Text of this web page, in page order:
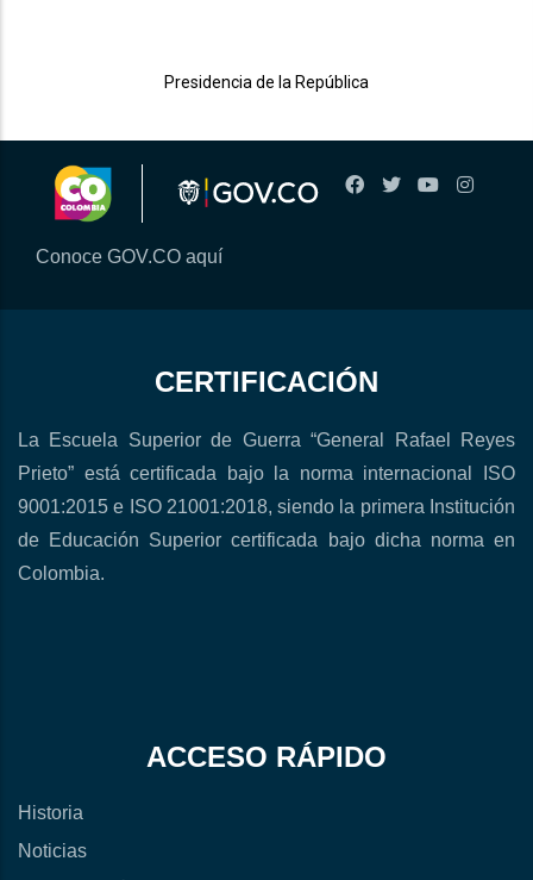
Presidencia de la República
Conoce GOV.CO aquí
CERTIFICACIÓN
La Escuela Superior de Guerra “General Rafael Reyes
Prieto” está certificada bajo la norma internacional ISO
9001:2015 e ISO 21001:2018, siendo la primera Institución
de Educación Superior certificada bajo dicha norma en
Colombia.
ACCESO RÁPIDO
Historia
Noticias